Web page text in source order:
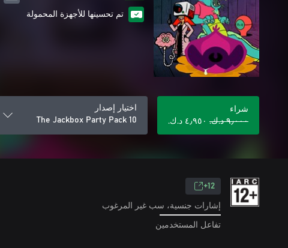
تم تحسينها للأجهزة المحمولة
شراء
٩٫٠٠٠ د.ك.‏
٤٫٩٥٠ د.ك.‏
اختيار إصدار
The Jackbox Party Pack 10
12+
إشارات جنسية، سب غير المرغوب
تفاعل المستخدمين